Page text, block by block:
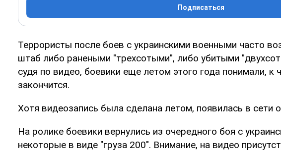
Подписаться
Террористы после боев с украинскими военными часто
штаб либо ранеными "трехсотыми", либо убитыми
судя по видео, боевики еще летом этого года понимали, к
закончится.
Хотя видеозапись была сделана летом, появилась в сети
На ролике боевики вернулись из очередного боя с
некоторые в виде "груза 200". Внимание, на видео